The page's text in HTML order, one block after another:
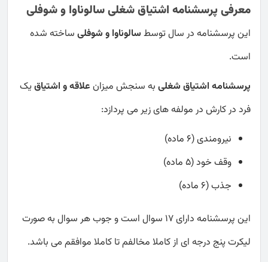
معرفی پرسشنامه اشتیاق شغلی سالوناوا و شوفلی
این پرسشنامه در سال توسطسالوناوا و شوفلیساخته شده
است.
پرسشنامه اشتیاق شغلیبه سنجش میزانعلاقه و اشتیاقیک
فرد در کارش در مولفه های زیر می پردازد:
نیرومندی (۶ ماده)
وقف خود (۵ ماده)
جذب (۶ ماده)
این پرسشنامه دارای 17 سوال است و جوب هر سوال به صورت
لیکرت پنج درجه ای از کاملا مخالفم تا کاملا موافقم می باشد.